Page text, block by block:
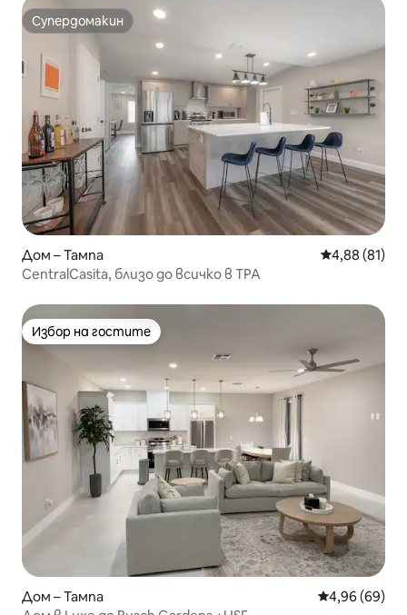
Супердомакин
Супердомакин
Дом – Тампа Средна
4,88 (81)
CentralCasita, близо до всичко в TPA
Избор на гостите
Избор на гостите
Дом – Тампа Средна
4,96 (69)